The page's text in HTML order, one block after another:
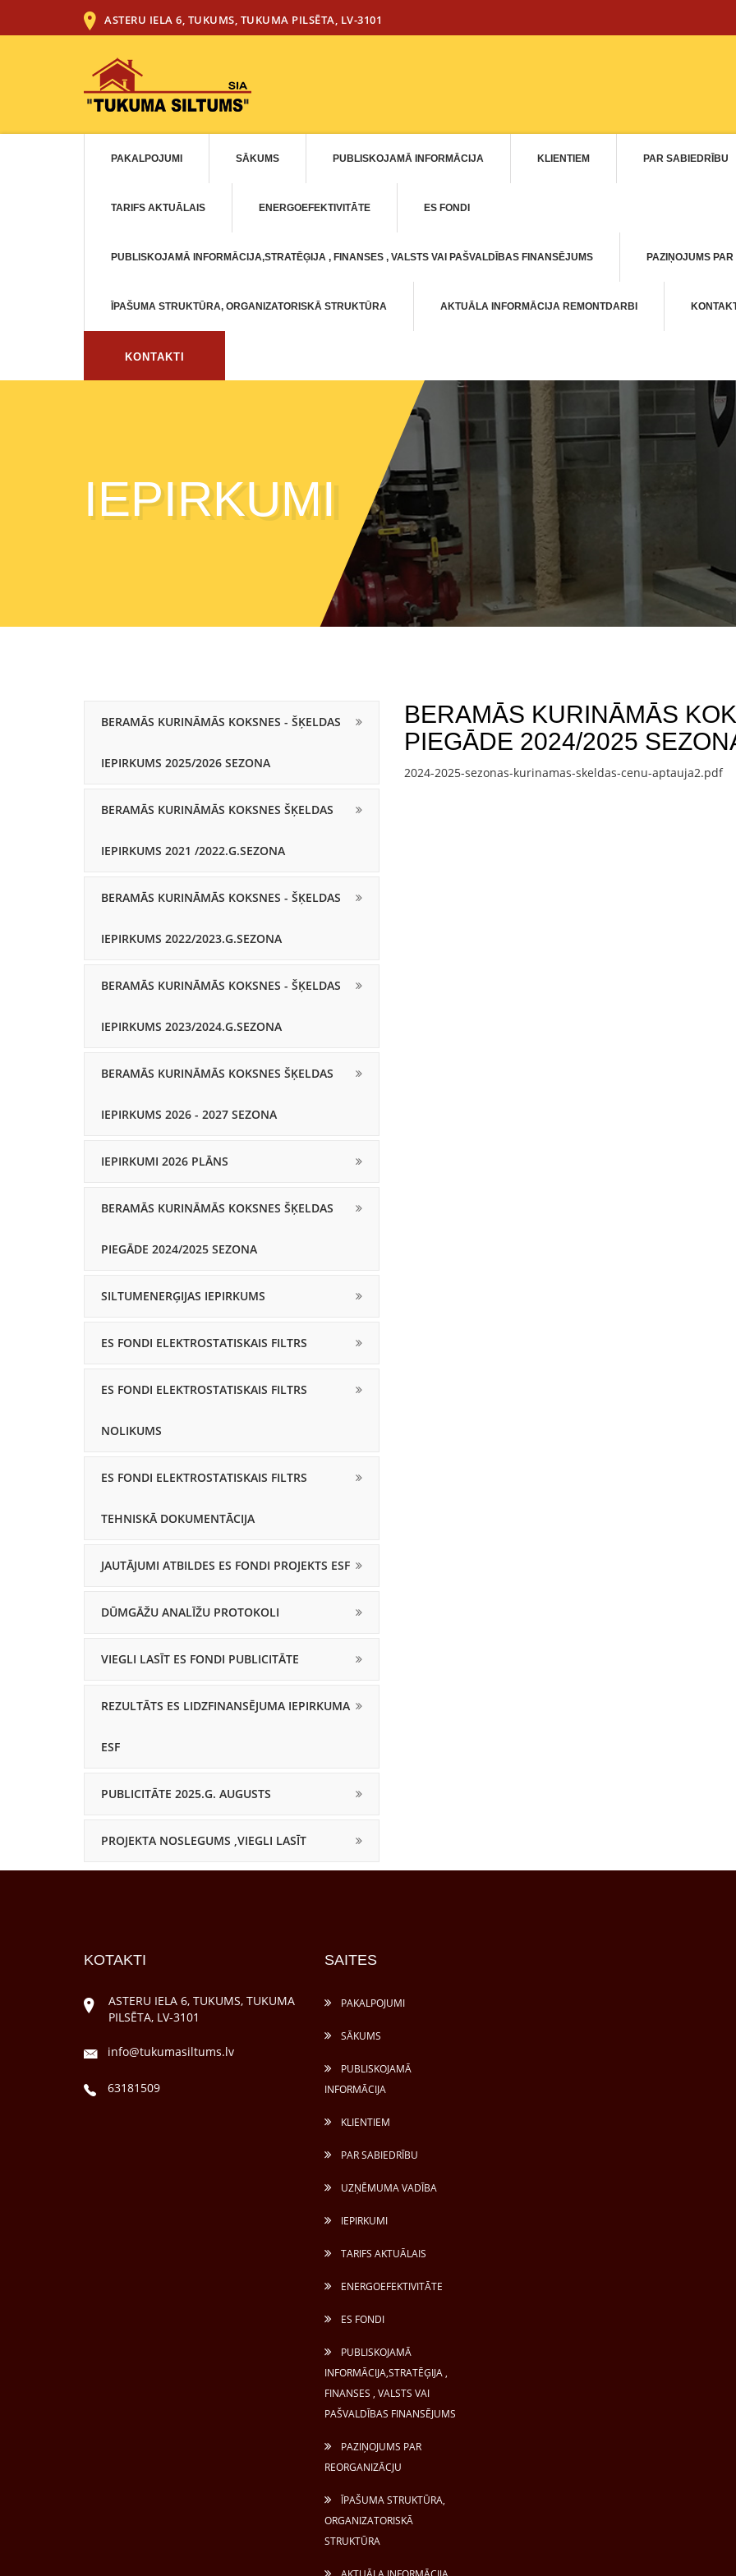
ASTERU IELA 6, TUKUMS, TUKUMA PILSĒTA, LV-3101
PAKALPOJUMI SĀKUMS PUBLISKOJAMĀ INFORMĀCIJA KLIENTIEM PAR SABIEDRĪBU
TARIFS AKTUĀLAIS ENERGOEFEKTIVITĀTE ES FONDI
PUBLISKOJAMĀ INFORMĀCIJA,STRATĒĢIJA , FINANSES , VALSTS VAI PAŠVALDĪBAS FINANSĒJUMS PAZIŅOJUMS
ĪPAŠUMA STRUKTŪRA, ORGANIZATORISKĀ STRUKTŪRA AKTUĀLA INFORMĀCIJA REMONTDARBI
KONTAKTI
IEPIRKUMI
BERAMĀS KURINĀMĀS KOKSNES - ŠĶELDAS
IEPIRKUMS 2025/2026 SEZONA
BERAMĀS KURINĀMĀS KOKSNES ŠĶELDAS
IEPIRKUMS 2021 /2022.G.SEZONA
BERAMĀS KURINĀMĀS KOKSNES - ŠĶELDAS
IEPIRKUMS 2022/2023.G.SEZONA
BERAMĀS KURINĀMĀS KOKSNES - ŠĶELDAS
IEPIRKUMS 2023/2024.G.SEZONA
BERAMĀS KURINĀMĀS KOKSNES ŠĶELDAS
IEPIRKUMS 2026 - 2027 SEZONA
IEPIRKUMI 2026 PLĀNS
BERAMĀS KURINĀMĀS KOKSNES ŠĶELDAS
PIEGĀDE 2024/2025 SEZONA
SILTUMENERĢIJAS IEPIRKUMS
ES FONDI ELEKTROSTATISKAIS FILTRS
ES FONDI ELEKTROSTATISKAIS FILTRS
NOLIKUMS
ES FONDI ELEKTROSTATISKAIS FILTRS
TEHNISKĀ DOKUMENTĀCIJA
JAUTĀJUMI ATBILDES ES FONDI PROJEKTS ESF
DŪMGĀŽU ANALĪŽU PROTOKOLI
VIEGLI LASĪT ES FONDI PUBLICITĀTE
REZULTĀTS ES LIDZFINANSĒJUMA IEPIRKUMA
ESF
PUBLICITĀTE 2025.G. AUGUSTS
PROJEKTA NOSLEGUMS ,VIEGLI LASĪT
BERAMĀS KURINĀMĀS
PIEGĀDE 2024/2025
2024-2025-sezonas-kurinamas-skeldas-cenu-aptauja2.pdf
KOTAKTI
ASTERU IELA 6, TUKUMS, TUKUMA
PILSĒTA, LV-3101
info@tukumasiltums.lv
63181509
SAITES
PAKALPOJUMI
SĀKUMS
PUBLISKOJAMĀ
INFORMĀCIJA
KLIENTIEM
PAR SABIEDRĪBU
UZŅĒMUMA VADĪBA
IEPIRKUMI
TARIFS AKTUĀLAIS
ENERGOEFEKTIVITĀTE
ES FONDI
PUBLISKOJAMĀ
INFORMĀCIJA,STRATĒĢIJA ,
FINANSES , VALSTS VAI
PAŠVALDĪBAS FINANSĒJUMS
PAZIŅOJUMS PAR
REORGANIZĀCJU
ĪPAŠUMA STRUKTŪRA,
ORGANIZATORISKĀ
STRUKTŪRA